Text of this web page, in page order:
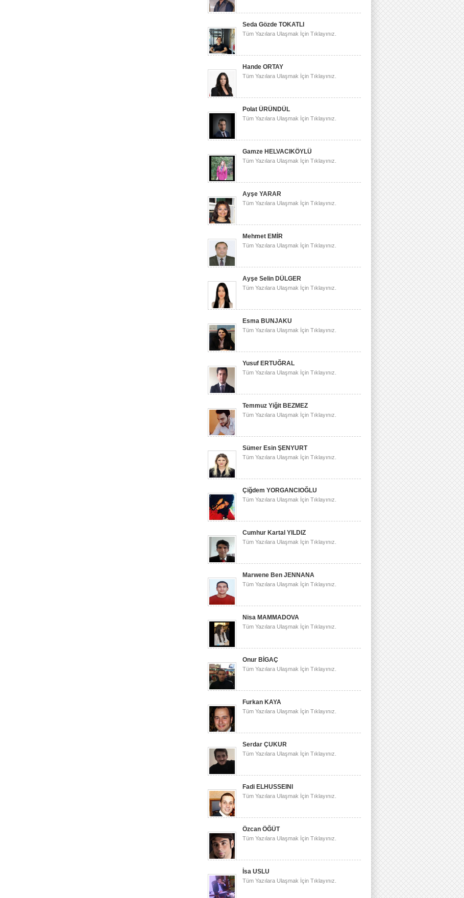
Seda Gözde TOKATLI
Tüm Yazılara Ulaşmak İçin Tıklayınız.
Hande ORTAY
Tüm Yazılara Ulaşmak İçin Tıklayınız.
Polat ÜRÜNDÜL
Tüm Yazılara Ulaşmak İçin Tıklayınız.
Gamze HELVACIKÖYLÜ
Tüm Yazılara Ulaşmak İçin Tıklayınız.
Ayşe YARAR
Tüm Yazılara Ulaşmak İçin Tıklayınız.
Mehmet EMİR
Tüm Yazılara Ulaşmak İçin Tıklayınız.
Ayşe Selin DÜLGER
Tüm Yazılara Ulaşmak İçin Tıklayınız.
Esma BUNJAKU
Tüm Yazılara Ulaşmak İçin Tıklayınız.
Yusuf ERTUĞRAL
Tüm Yazılara Ulaşmak İçin Tıklayınız.
Temmuz Yiğit BEZMEZ
Tüm Yazılara Ulaşmak İçin Tıklayınız.
Sümer Esin ŞENYURT
Tüm Yazılara Ulaşmak İçin Tıklayınız.
Çiğdem YORGANCIOĞLU
Tüm Yazılara Ulaşmak İçin Tıklayınız.
Cumhur Kartal YILDIZ
Tüm Yazılara Ulaşmak İçin Tıklayınız.
Marwene Ben JENNANA
Tüm Yazılara Ulaşmak İçin Tıklayınız.
Nisa MAMMADOVA
Tüm Yazılara Ulaşmak İçin Tıklayınız.
Onur BİGAÇ
Tüm Yazılara Ulaşmak İçin Tıklayınız.
Furkan KAYA
Tüm Yazılara Ulaşmak İçin Tıklayınız.
Serdar ÇUKUR
Tüm Yazılara Ulaşmak İçin Tıklayınız.
Fadi ELHUSSEINI
Tüm Yazılara Ulaşmak İçin Tıklayınız.
Özcan ÖĞÜT
Tüm Yazılara Ulaşmak İçin Tıklayınız.
İsa USLU
Tüm Yazılara Ulaşmak İçin Tıklayınız.